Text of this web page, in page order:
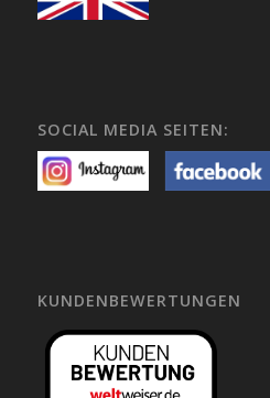
SOCIAL MEDIA SEITEN:
KUNDENBEWERTUNGEN